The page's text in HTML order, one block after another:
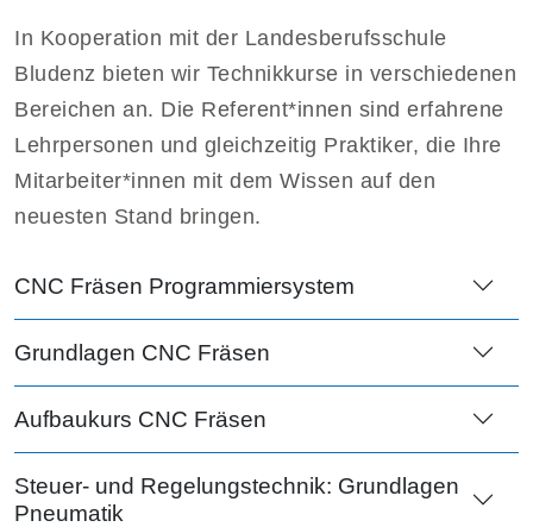
In Kooperation mit der Landesberufsschule
Bludenz bieten wir Technikkurse in verschiedenen
Bereichen an. Die Referent*innen sind erfahrene
Lehrpersonen und gleichzeitig Praktiker, die Ihre
Mitarbeiter*innen mit dem Wissen auf den
neuesten Stand bringen.
CNC Fräsen Programmiersystem
Grundlagen CNC Fräsen
Aufbaukurs CNC Fräsen
Steuer- und Regelungstechnik: Grundlagen
Pneumatik